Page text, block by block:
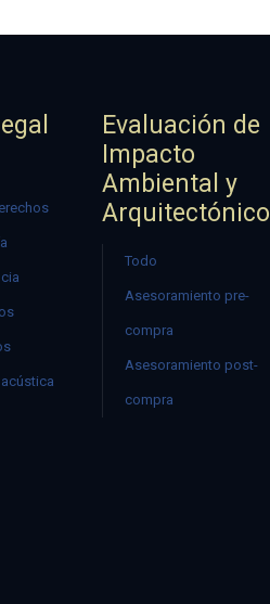
Evaluación de
Impacto
Ambiental y
Arquitectónico
Todo
Asesoramiento pre-
compra
Asesoramiento post-
compra